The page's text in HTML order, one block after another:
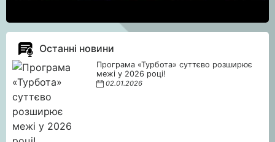
Останні новини
Програма «Турбота» суттєво розширює
межі у 2026 році!
02.01.2026